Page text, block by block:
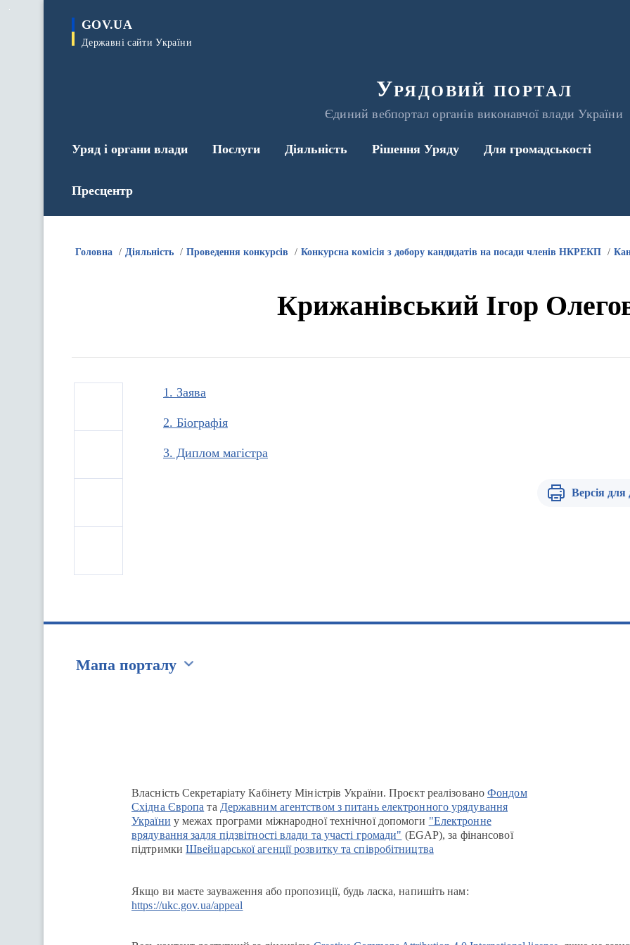
GOV.UA
Державні сайти України
Урядовий портал
Єдиний вебпортал органів виконавчої влади України
Уряд і органи влади Послуги Діяльність Рішення Уряду Для громадськості
Пресцентр
Головна Діяльність Проведення конкурсів Конкурсна комісія з добору кандидатів на посади членів НКРЕКП
Крижанівський Ігор
1. Заява
2. Біографія
3. Диплом магістра
Версія для
Мапа порталу
Власність Секретаріату Кабінету Міністрів України. Проєкт реалізованоФондом
Східна Європа та Державним агентством з питань електронного урядування
України у межах програми міжнародної технічної допомоги "Електронне
врядування задля підзвітності влади та участі громади" (EGAP), за фінансової
підтримки Швейцарської агенції розвитку та співробітництва
Якщо ви маєте зауваження або пропозиції, будь ласка, напишіть нам:
https://ukc.gov.ua/appeal